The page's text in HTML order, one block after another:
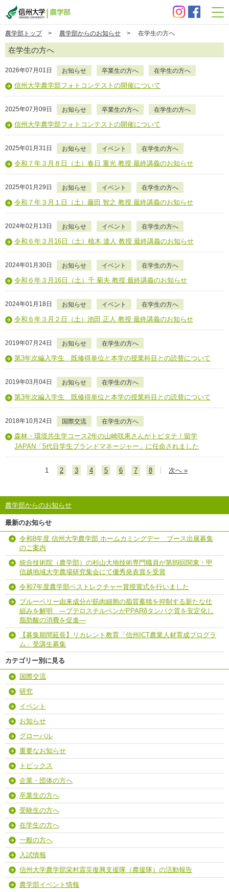
農学部トップ> 農学部からのお知らせ > 在学生の方へ
在学生の方へ
2026年07月01日 お知らせ 卒業生の方へ 在学生の方へ
信州大学農学部フォトコンテストの開催について
2025年07月09日 お知らせ 卒業生の方へ 在学生の方へ
信州大学農学部フォトコンテストの開催について
2025年01月31日 お知らせ イベント 在学生の方へ
令和７年３月８日（土）春日 重光 教授 最終講義のお知らせ
2025年01月29日 お知らせ イベント 在学生の方へ
令和７年３月１日（土）藤田 智之 教授 最終講義のお知らせ
2024年02月13日 お知らせ イベント 在学生の方へ
令和６年３月16日（土）植木 達人 教授 最終講義のお知らせ
2024年01月30日 お知らせ イベント 在学生の方へ
令和６年３月16日（土）千 菊夫 教授 最終講義のお知らせ
2024年01月18日 お知らせ イベント 在学生の方へ
令和６年３月２日（土）池田 正人 教授 最終講義のお知らせ
2019年07月24日 お知らせ 在学生の方へ
第3年次編入学生 既修得単位と本学の授業科目との読替について
2019年03月04日 お知らせ 在学生の方へ
第3年次編入学生 既修得単位と本学の授業科目との読替について
2018年10月24日 国際交流 在学生の方へ
森林・環境共生学コース2年の山崎咲果さんがトビタテ！留学
JAPAN「5代目学生ブランドマネージャー」に任命されました
1 2 3 4 5 6 7 8 次へ »
農学部からのお知らせ
最新のお知らせ
令和8年度 信州大学農学部 ホームカミングデー ブース出展募集
のご案内
統合技術院（農学部）の杉山大地技術専門職員が第89回関東・甲
信越地域大学農場研究集会にて優秀発表賞を受賞
令和7年度農学部ベストレクチャー賞授賞式を行いました
ブルーベリー由来成分が筋肉細胞の脂質蓄積を抑制する新たな仕
組みを解明 ―プテロスチルベンがPPARδタンパク質を安定化し
脂肪酸の消費を促進―
【募集期間延長】リカレント教育「信州ICT農業人材育成プログラ
ム」受講生募集
カテゴリー別に見る
国際交流
研究
イベント
お知らせ
グローバル
重要なお知らせ
トピックス
企業・団体の方へ
卒業生の方へ
受験生の方へ
在学生の方へ
一般の方へ
入試情報
信州大学農学部栄村震災復興支援隊（農援隊）の活動報告
農学部イベント情報